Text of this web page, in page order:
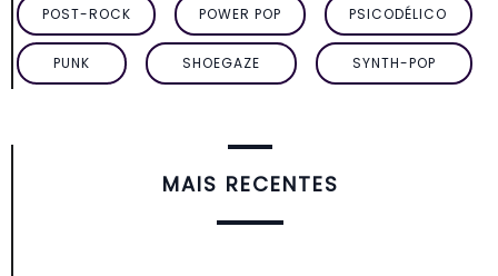
POST-ROCK POWER POP PSICODÉLICO
PUNK SHOEGAZE SYNTH-POP
MAIS RECENTES